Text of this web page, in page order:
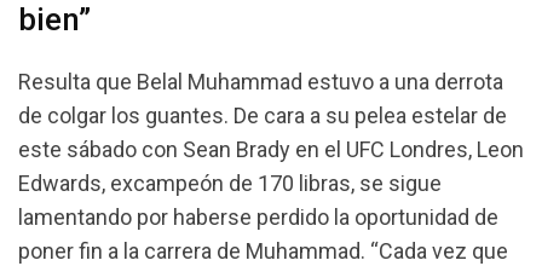
bien”
Resulta que Belal Muhammad estuvo a una derrota
de colgar los guantes. De cara a su pelea estelar de
este sábado con Sean Brady en el UFC Londres, Leon
Edwards, excampeón de 170 libras, se sigue
lamentando por haberse perdido la oportunidad de
poner fin a la carrera de Muhammad. “Cada vez que